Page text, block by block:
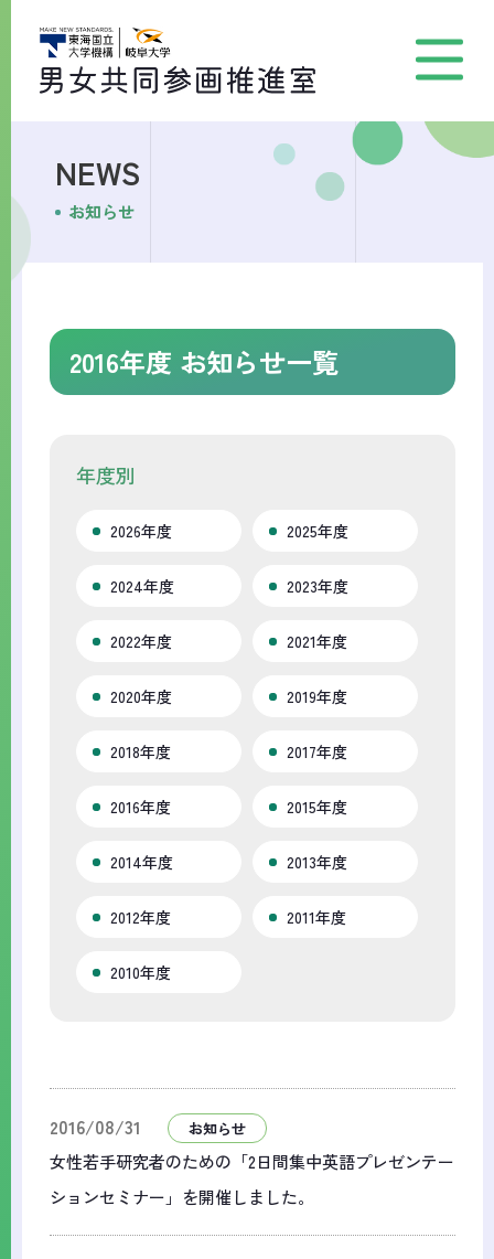
NEWS
お知らせ
2016年度 お知らせ一覧
年度別
2026年度 2025年度
2024年度 2023年度
2022年度 2021年度
2020年度 2019年度
2018年度 2017年度
2016年度 2015年度
2014年度 2013年度
2012年度 2011年度
2010年度
2016/08/31 お知らせ
女性若手研究者のための「2日間集中英語プレゼンテー
ションセミナー」を開催しました。